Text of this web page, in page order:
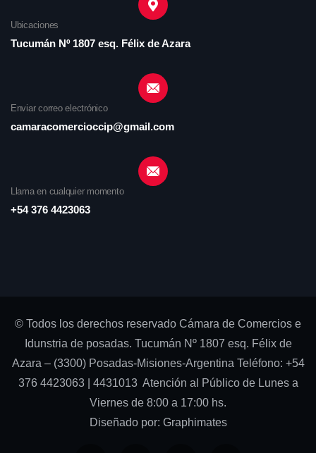
Ubicaciones
Tucumán Nº 1807 esq. Félix de Azara
Enviar correo electrónico
camaracomercioccip@gmail.com
Llama en cualquier momento
+54 376 4423063
© Todos los derechos reservado Cámara de Comercios e
Idunstria de posadas. Tucumán Nº 1807 esq. Félix de
Azara – (3300) Posadas-Misiones-Argentina Teléfono: +54
376 4423063 | 4431013 Atención al Público de Lunes a
Viernes de 8:00 a 17:00 hs.
Diseñado por: Graphimates